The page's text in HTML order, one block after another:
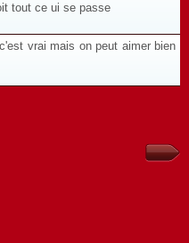
tout ce ui se passe
vrai mais on peut aimer bien